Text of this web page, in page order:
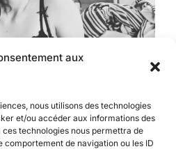
aux
nous utilisons des technologies
et/ou accéder aux informations des
technologies nous permettra de
comportement de navigation ou les ID